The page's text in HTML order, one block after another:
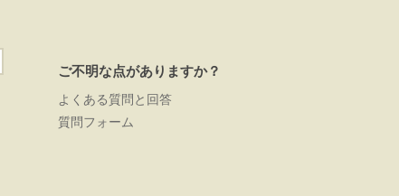
ご不明な点がありますか？
よくある質問と回答
質問フォーム